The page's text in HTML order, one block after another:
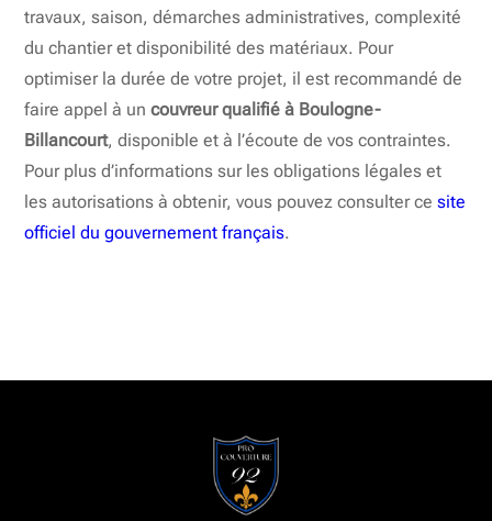
travaux, saison, démarches administratives, complexité
du chantier et disponibilité des matériaux. Pour
optimiser la durée de votre projet, il est recommandé de
faire appel à uncouvreur qualifié à Boulogne-
Billancourt, disponible et à l’écoute de vos contraintes.
Pour plus d’informations sur les obligations légales et
les autorisations à obtenir, vous pouvez consulter cesite
officiel du gouvernement français.